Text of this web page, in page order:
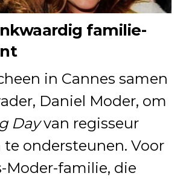
familie-
in Cannes samen
Daniel Moder, om
Dayvan regisseur
te ondersteunen. Voor
Moder-familie, die